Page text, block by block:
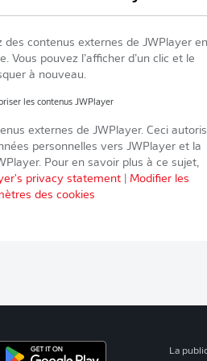
des contenus externes de JWPlayer en
Vous pouvez l’afficher d’un clic et le
à nouveau.
les contenus JWPlayer
externes de JWPlayer. Ceci
personnelles vers JWPlayeret la
. Pour en savoir plus à ce sujet,
's privacy statement| Modifier les
des cookies
La